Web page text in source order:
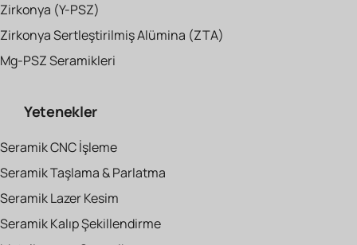
Zirkonya (Y-PSZ)
Zirkonya Sertleştirilmiş Alümina (ZTA)
Mg-PSZ Seramikleri
Yetenekler
Seramik CNC İşleme
Seramik Taşlama & Parlatma
Seramik Lazer Kesim
Seramik Kalıp Şekillendirme